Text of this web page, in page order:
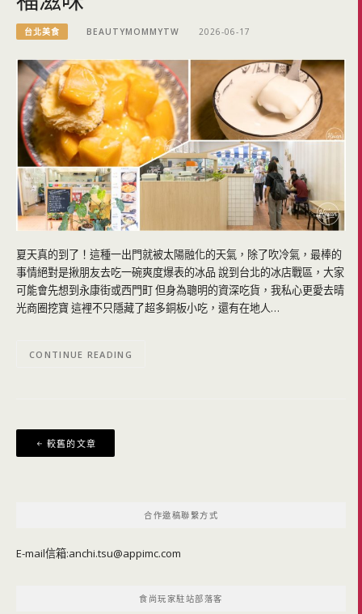
台北美食 BEAUTYMOMMYTW 2026-06-17
夏天真的到了！這種一出門就被太陽融化的天氣，除了吹冷氣，最棒的
事情絕對是揪朋友去吃一碗爽度爆表的冰品 說到台北的冰店戰區，大家
可能會先想到永康街或西門町 但身為聰明的資深吃貨，我私心更愛去晴
光商圈挖寶 這裡不只隱藏了超多銅板小吃，還有在地人…
CONTINUE READING
文
章
較舊的文章
合作邀稿聯繫方式
E-mail信箱:anchi.tsu@appimc.com
食尚玩家駐站部落客